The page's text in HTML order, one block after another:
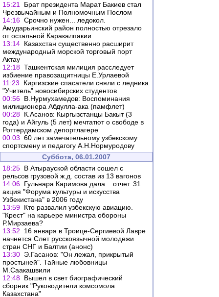
15:21
Брат президента Марат Бакиев стал
Чрезвычайным и Полномочным Послом
14:16 Срочно нужен... ледокол.
Амударьинский район полностью отрезало
от остальной Каракалпакии
13:14 Казахстан существенно расширит
международный морской торговый порт
Актау
12:18 Ташкентская милиция расследует
избиение правозащитницы Е.Урлаевой
11:23
Киргизские спасатели сняли с ледника
"Учитель" новосибирских студентов
00:56 В.Нурмухамедов: Воспоминания
милиционера Абдулла-ака (памфлет)
00:28 К.Асанов: Кыргызстанцы Бакыт (3
года) и Айгуль (5 лет) мечтатют о свободе в
Роттердамском депортлагере
00:03 60 лет замечательному узбекскому
спортсмену и педагогу А.Н.Нормуродову
Суббота, 06.01.2007
18:25 В Атырауской области сошел с
рельсов грузовой ж.д. состав из 13 вагонов
14:06 Гульнара Каримова дала... отчет. 31
акция "Форума культуры и искусства
Узбекистана" в 2006 году
13:59 Кто развалил узбекскую авиацию.
"Крест" на карьере министра обороны
Р.Мирзаева?
13:52
16 января в Троице-Сергиевой Лавре
начнется Слет русскоязычной молодежи
стран СНГ и Балтии (анонс)
13:30 Э.Гасанов: "Он лежал, прикрытый
простыней". Тайные любовницы
М.Саакашвили
12:48 Вышел в свет биографический
сборник "Руководители комсомола
Казахстана"